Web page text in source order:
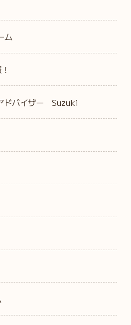
ム
ドバイザー Suzuki